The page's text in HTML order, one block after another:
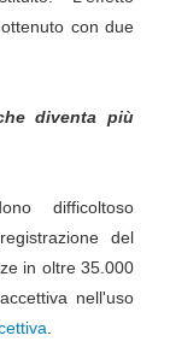
con due
diventa più
difficoltoso
del
in oltre 35.000
nell'uso